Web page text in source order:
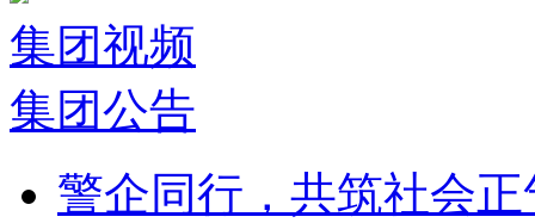
集团视频
集团公告
警企同行，共筑社会